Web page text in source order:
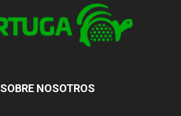
SOBRE NOSOTROS